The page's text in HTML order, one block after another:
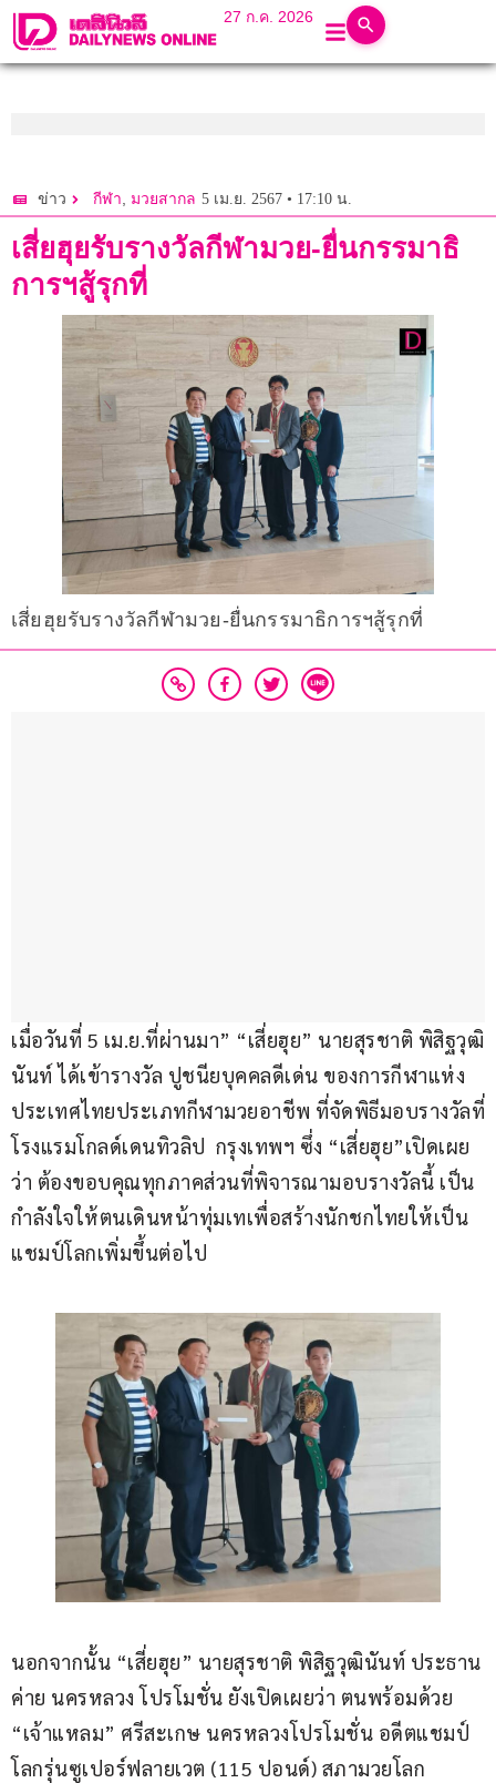
27 ก.ค. 2026
ข่าว กีฬา, มวยสากล 5 เม.ย. 2567 • 17:10 น.
เสี่ยฮุยรับรางวัลกีฬามวย-ยื่นกรรมาธิ
การฯสู้รุกที่
เสี่ยฮุยรับรางวัลกีฬามวย-ยื่นกรรมาธิการฯสู้รุกที่
เมื่อวันที่ 5 เม.ย.ที่ผ่านมา” “เสี่ยฮุย” นายสุรชาติ พิสิฐวุฒิ
นันท์ ได้เข้ารางวัล ปูชนียบุคคลดีเด่น ของการกีฬาแห่ง
ประเทศไทยประเภทกีฬามวยอาชีพ ที่จัดพิธีมอบรางวัลที่
โรงแรมโกลด์เดนทิวลิป  กรุงเทพฯ ซึ่ง “เสี่ยฮุย”เปิดเผย
ว่า ต้องขอบคุณทุกภาคส่วนที่พิจารณามอบรางวัลนี้ เป็น
กำลังใจให้ตนเดินหน้าทุ่มเทเพื่อสร้างนักชกไทยให้เป็น
แชมป์โลกเพิ่มขึ้นต่อไป
นอกจากนั้น “เสี่ยฮุย” นายสุรชาติ พิสิฐวุฒินันท์ ประธาน
ค่าย นครหลวง โปรโมชั่น ยังเปิดเผยว่า ตนพร้อมด้วย
“เจ้าแหลม” ศรีสะเกษ นครหลวงโปรโมชั่น อดีตแชมป์
โลกรุ่นซูเปอร์ฟลายเวต (115 ปอนด์) สภามวยโลก